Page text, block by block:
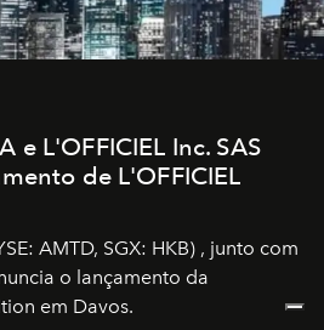
e L'OFFICIEL Inc. SAS
de L'OFFICIEL
AMTD, SGX: HKB) , junto com
o lançamento da
em Davos.